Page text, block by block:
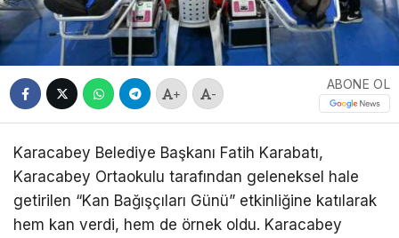
+ -
ABONE OL
Karacabey Belediye Başkanı Fatih Karabatı,
Karacabey Ortaokulu tarafından geleneksel hale
getirilen “Kan Bağışçıları Günü” etkinliğine katılarak
hem kan verdi, hem de örnek oldu. Karacabey